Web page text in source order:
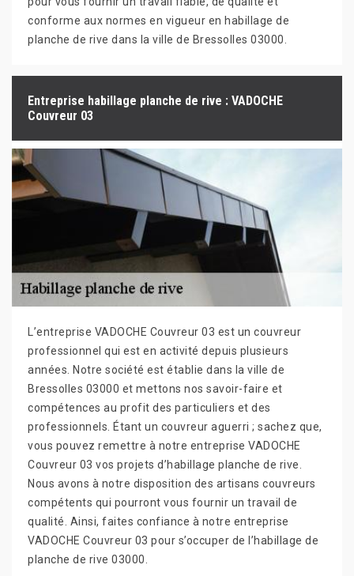
conforme aux normes en vigueur en habillage de
planche de rive dans la ville de Bressolles 03000.
Entreprise habillage planche de rive : VADOCHE
Couvreur 03
L’entreprise VADOCHE Couvreur 03 est un couvreur
professionnel qui est en activité depuis plusieurs
années. Notre société est établie dans la ville de
Bressolles 03000 et mettons nos savoir-faire et
compétences au profit des particuliers et des
professionnels. Étant un couvreur aguerri ; sachez que,
vous pouvez remettre à notre entreprise VADOCHE
Couvreur 03 vos projets d’habillage planche de rive.
Nous avons à notre disposition des artisans couvreurs
compétents qui pourront vous fournir un travail de
qualité. Ainsi, faites confiance à notre entreprise
VADOCHE Couvreur 03 pour s’occuper de l’habillage de
planche de rive 03000.